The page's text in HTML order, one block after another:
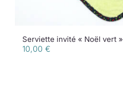
Serviette invité « Noël vert »
10,00 €